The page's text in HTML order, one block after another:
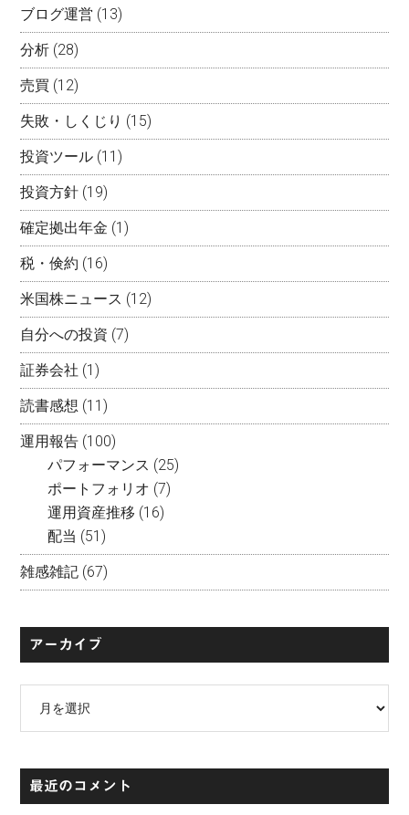
ブログ運営 (13)
分析 (28)
売買 (12)
失敗・しくじり (15)
投資ツール (11)
投資方針 (19)
確定拠出年金 (1)
税・倹約 (16)
米国株ニュース (12)
自分への投資 (7)
証券会社 (1)
読書感想 (11)
運用報告 (100)
パフォーマンス (25)
ポートフォリオ (7)
運用資産推移 (16)
配当 (51)
雑感雑記 (67)
アーカイブ
イ
ブ最近のコメント